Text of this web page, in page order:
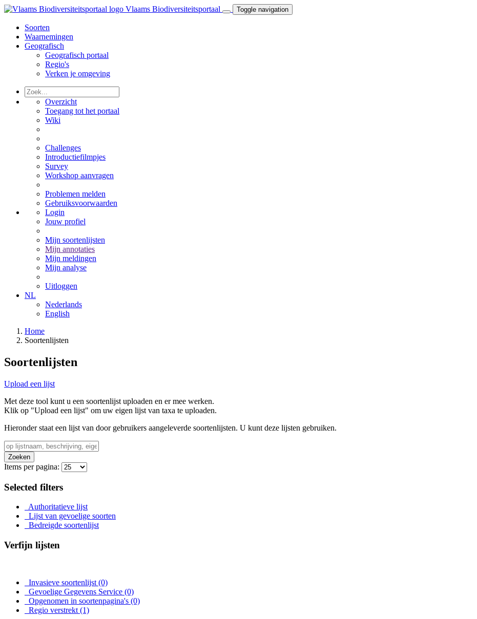
Vlaams Biodiversiteitsportaal Toggle navigation
Soorten
Waarnemingen
Geografisch
Geografisch portaal
Regio's
Verken je omgeving
Overzicht
Toegang tot het portaal
Wiki
Challenges
Introductiefilmpjes
Survey
Workshop aanvragen
Problemen melden
Gebruiksvoorwaarden
Login
Jouw profiel
Mijn soortenlijsten
Mijn annotaties
Mijn meldingen
Mijn analyse
Uitloggen
NL
Nederlands
English
Home
Soortenlijsten
Soortenlijsten
Upload een lijst
Met deze tool kunt u een soortenlijst uploaden en er mee werken.
Klik op "Upload een lijst" om uw eigen lijst van taxa te uploaden.
Hieronder staat een lijst van door gebruikers aangeleverde soortenlijsten. U kunt deze lijsten gebruiken.
Zoeken
Items per pagina:
Selected filters
Authoritatieve lijst
Lijst van gevoelige soorten
Bedreigde soortenlijst
Verfijn lijsten
Invasieve soortenlijst (0)
Gevoelige Gegevens Service (0)
Opgenomen in soortenpagina's (0)
Regio verstrekt (1)